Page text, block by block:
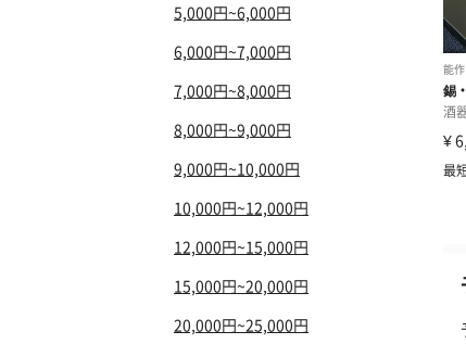
5,000円~6,000円
6,000円~7,000円
7,000円~8,000円
8,000円~9,000円
9,000円~10,000円
10,000円~12,000円
12,000円~15,000円
15,000円~20,000円
20,000円~25,000円